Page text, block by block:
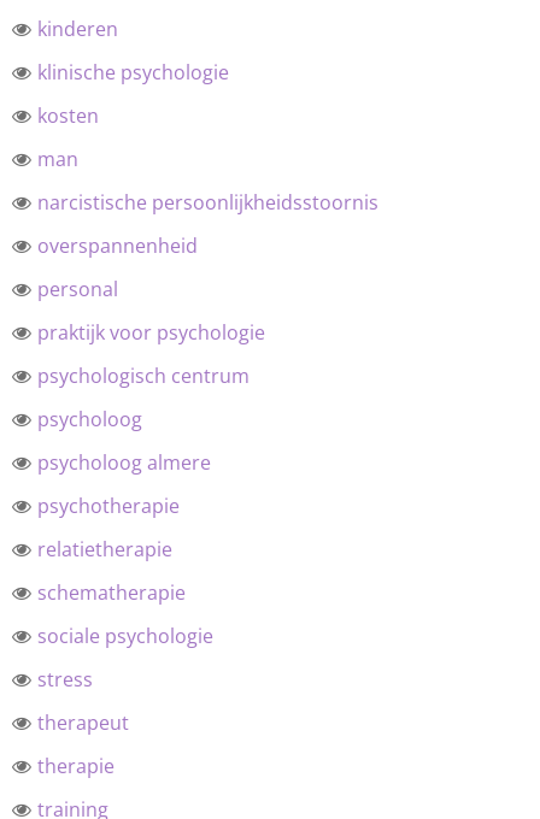
kinderen
klinische psychologie
kosten
man
narcistische persoonlijkheidsstoornis
overspannenheid
personal
praktijk voor psychologie
psychologisch centrum
psycholoog
psycholoog almere
psychotherapie
relatietherapie
schematherapie
sociale psychologie
stress
therapeut
therapie
training